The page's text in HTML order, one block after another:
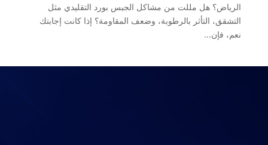
الرياض؟ هل مللت من مشاكل الجبس بورد التقليدي مثل
التشقق، التأثر بالرطوبة، وضعف المقاومة؟ إذا كانت إجابتك
نعم، فإن...